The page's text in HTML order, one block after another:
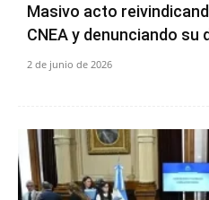
Masivo acto
CNEA y denunciando su
2 de junio de 2026